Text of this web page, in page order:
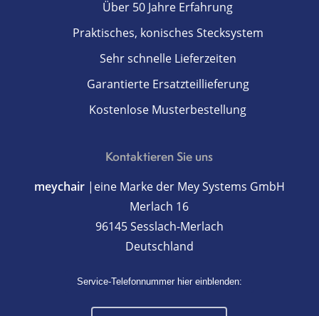
Über 50 Jahre Erfahrung
Praktisches, konisches Stecksystem
Sehr schnelle Lieferzeiten
Garantierte Ersatzteillieferung
Kostenlose Musterbestellung
Kontaktieren Sie uns
meychair|eine Marke der Mey Systems GmbH
Merlach 16
96145 Sesslach-Merlach
Deutschland
Service-Telefonnummer hier einblenden: